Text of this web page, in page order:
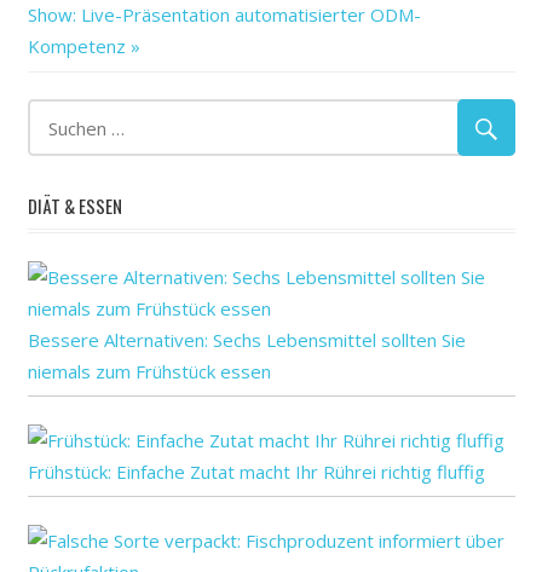
Beitrag:
Show: Live-Präsentation automatisierter ODM-
Kompetenz
DIÄT & ESSEN
Bessere Alternativen: Sechs Lebensmittel sollten Sie
niemals zum Frühstück essen
Frühstück: Einfache Zutat macht Ihr Rührei richtig fluffig